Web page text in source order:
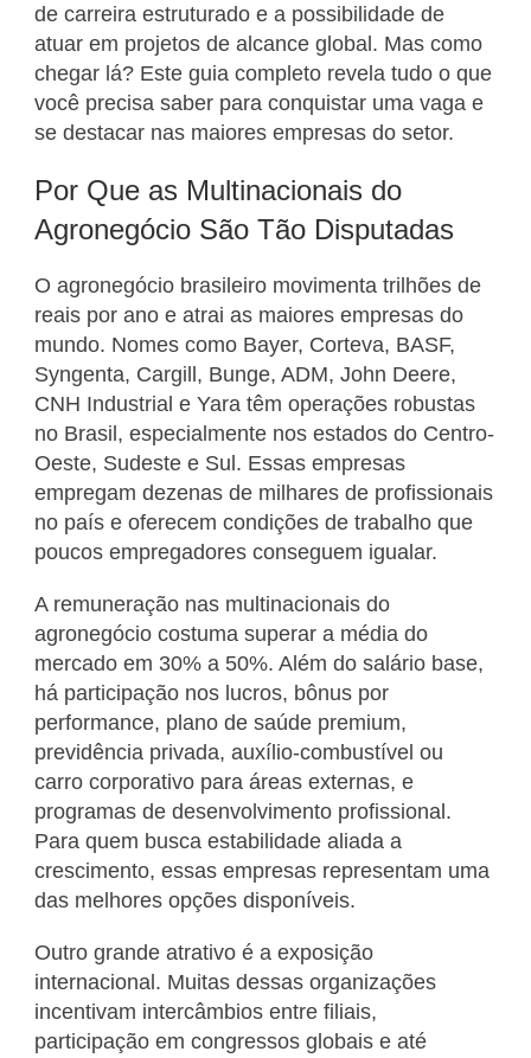
de carreira estruturado e a possibilidade de
atuar em projetos de alcance global. Mas como
chegar lá? Este guia completo revela tudo o que
você precisa saber para conquistar uma vaga e
se destacar nas maiores empresas do setor.
Por Que as Multinacionais do
Agronegócio São Tão Disputadas
O agronegócio brasileiro movimenta trilhões de
reais por ano e atrai as maiores empresas do
mundo. Nomes como Bayer, Corteva, BASF,
Syngenta, Cargill, Bunge, ADM, John Deere,
CNH Industrial e Yara têm operações robustas
no Brasil, especialmente nos estados do Centro-
Oeste, Sudeste e Sul. Essas empresas
empregam dezenas de milhares de profissionais
no país e oferecem condições de trabalho que
poucos empregadores conseguem igualar.
A remuneração nas multinacionais do
agronegócio costuma superar a média do
mercado em 30% a 50%. Além do salário base,
há participação nos lucros, bônus por
performance, plano de saúde premium,
previdência privada, auxílio-combustível ou
carro corporativo para áreas externas, e
programas de desenvolvimento profissional.
Para quem busca estabilidade aliada a
crescimento, essas empresas representam uma
das melhores opções disponíveis.
Outro grande atrativo é a exposição
internacional. Muitas dessas organizações
incentivam intercâmbios entre filiais,
participação em congressos globais e até